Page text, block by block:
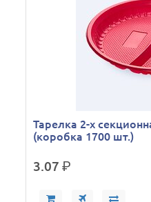
Тарелка 2-х
(коробка 1700 шт.)
3.07р.